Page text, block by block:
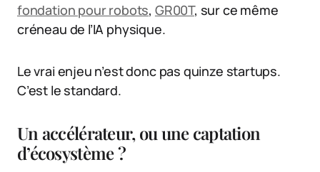
fondation pour robots, GR00T, sur ce même
créneau de l’IA physique.
Le vrai enjeu n’est donc pas quinze startups.
C’est le standard.
Un accélérateur, ou une captation
d’écosystème ?